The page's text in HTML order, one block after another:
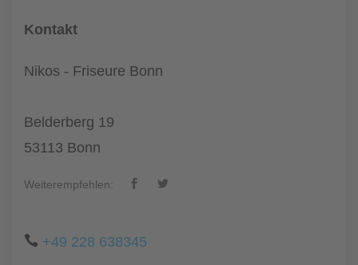
Kontakt
Nikos - Friseure Bonn
Belderberg 19
53113 Bonn
Weiterempfehlen:
+49 228 638345